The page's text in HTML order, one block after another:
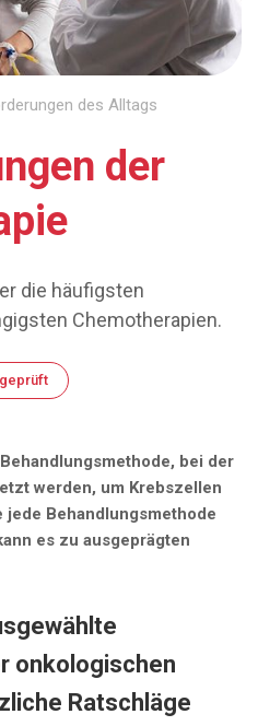
des Alltags
der
die häufigsten
Chemotherapien.
bei der
werden, um Krebszellen
Behandlungsmethode
es zu ausgeprägten
onkologischen
Ratschläge